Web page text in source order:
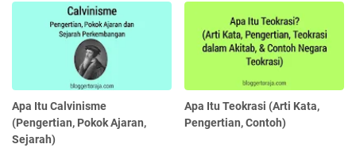
Apa Itu Calvinisme
(Pengertian, Pokok Ajaran,
Sejarah)
Apa Itu Teokrasi (Arti Kata,
Pengertian, Contoh)